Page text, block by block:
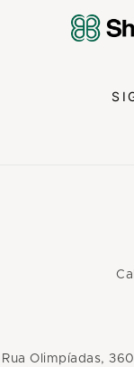
Rua Olimpíadas,